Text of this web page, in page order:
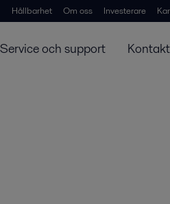
Hållbarhet Om oss Investerare
Service och support Kontakt